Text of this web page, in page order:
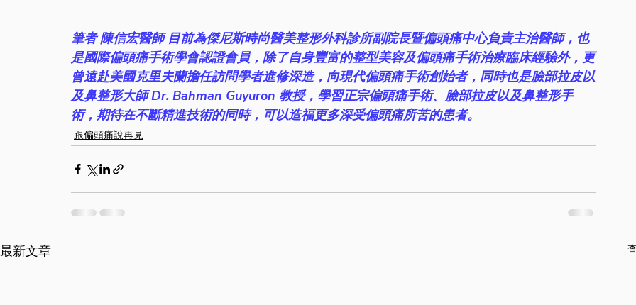
筆者 陳信宏醫師 目前為傑尼斯時尚醫美整形外科診所副院長暨偏頭痛中心負責主治醫師，也
是國際偏頭痛手術學會認證會員，除了自身豐富的整型美容及偏頭痛手術治療臨床經驗外，更
曾遠赴美國克里夫蘭擔任訪問學者進修深造，向現代偏頭痛手術創始者，同時也是臉部拉皮以
及鼻整形大師 Dr. Bahman Guyuron 教授，學習正宗偏頭痛手術、臉部拉皮以及鼻整形手
術，期待在不斷精進技術的同時，可以造福更多深受偏頭痛所苦的患者。
跟偏頭痛說再見
最新文章